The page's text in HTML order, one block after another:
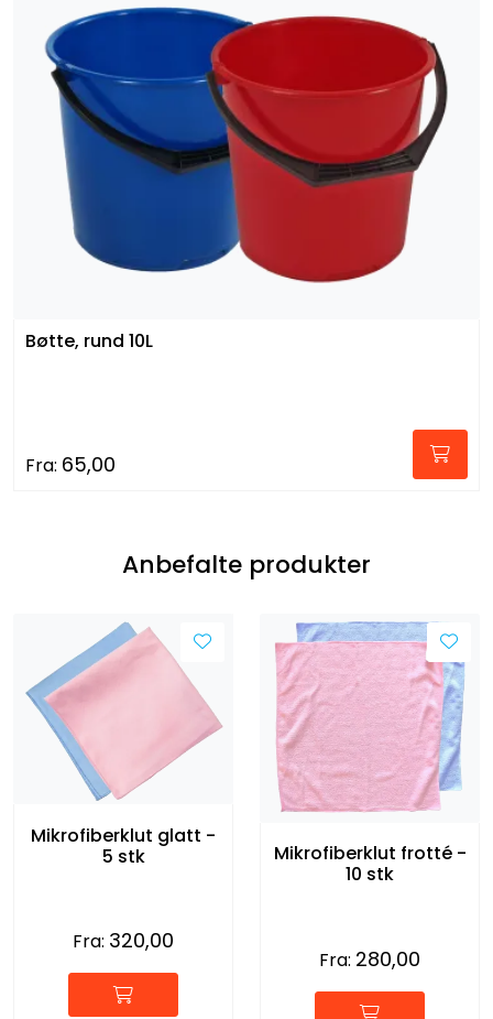
Bøtte, rund 10L
Fra: 65,00
Anbefalte produkter
Mikrofiberklut glatt -
5 stk
Fra: 320,00
Mikrofiberklut frotté -
10 stk
Fra: 280,00